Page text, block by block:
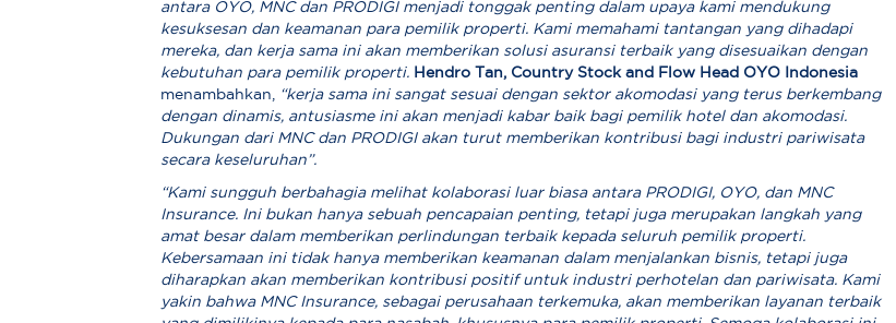
antara OYO, MNC dan PRODIGI menjadi tonggak penting dalam upaya kami mendukung
kesuksesan dan keamanan para pemilik properti. Kami memahami tantangan yang dihadapi
mereka, dan kerja sama ini akan memberikan solusi asuransi terbaik yang disesuaikan dengan
kebutuhan para pemilik properti. Hendro Tan, Country Stock and Flow Head OYO Indonesia
menambahkan,
“kerja sama ini sangat sesuai dengan sektor akomodasi yang terus berkembang
dengan dinamis, antusiasme ini akan menjadi kabar baik bagi pemilik hotel dan akomodasi.
Dukungan dari MNC dan PRODIGI akan turut memberikan kontribusi bagi industri pariwisata
secara keseluruhan”.
“Kami sungguh berbahagia melihat kolaborasi luar biasa antara PRODIGI, OYO, dan MNC
Insurance. Ini bukan hanya sebuah pencapaian penting, tetapi juga merupakan langkah yang
amat besar dalam memberikan perlindungan terbaik kepada seluruh pemilik properti.
Kebersamaan ini tidak hanya memberikan keamanan dalam menjalankan bisnis, tetapi juga
diharapkan akan memberikan kontribusi positif untuk industri perhotelan dan pariwisata. Kami
yakin bahwa MNC Insurance, sebagai perusahaan terkemuka, akan memberikan layanan terbaik